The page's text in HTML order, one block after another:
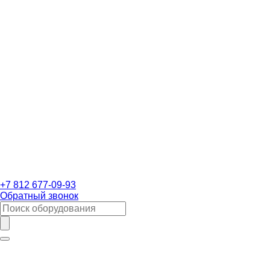
+7 812 677-09-93
Обратный звонок